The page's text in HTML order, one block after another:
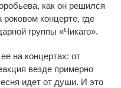
как он решился
концерте, где
группы «Чикаго».
на концертах: от
везде примерно
идет от души. И это